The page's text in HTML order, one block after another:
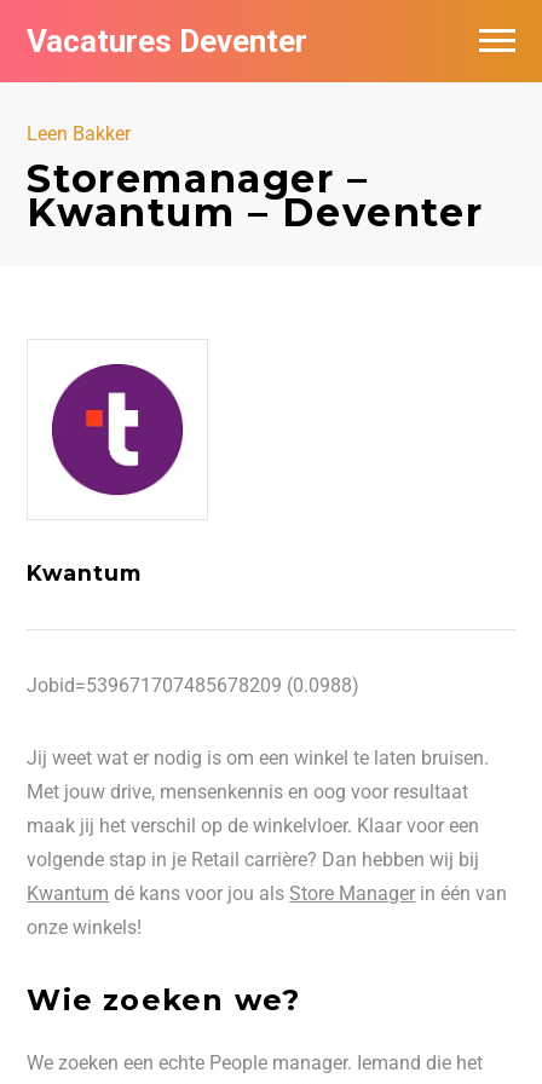
Vacatures Deventer
Leen Bakker
Storemanager –
Kwantum – Deventer
Kwantum
Jobid=539671707485678209 (0.0988)
Jij weet wat er nodig is om een winkel te laten bruisen.
Met jouw drive, mensenkennis en oog voor resultaat
maak jij het verschil op de winkelvloer. Klaar voor een
volgende stap in je Retail carrière? Dan hebben wij bij
Kwantum dé kans voor jou alsStore Manager in één van
onze winkels!
Wie zoeken we?
We zoeken een echte People manager. Iemand die het
Vacatures per bedrijf in Deventer
Nieuwsbrief feed